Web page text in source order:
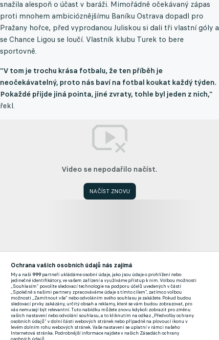
snažila alespoň o účast v baráži. Mimořádně očekávaný zápas
proti mnohem ambicióznějšímu Baníku Ostrava dopadl pro
Pražany hořce, před vyprodanou Juliskou si dali tři vlastní góly a
se Chance Ligou se loučí. Vlastník klubu Turek to bere
sportovně.
"V tom je trochu krása fotbalu, že ten příběh je
neočekávatelný, proto nás baví na fotbal koukat každý týden.
Pokaždé přijde jiná pointa, jiné zvraty, tohle byl jeden z nich,"
řekl.
Video se nepodařilo načíst.
NAČÍST ZNOVU
Livesport Daily s majitelem pražské Dukly Matějem Turkem
Livesport
Ochrana vašich osobních údajů nás zajímá
My a naši999 partneři ukládáme osobní údaje, jako jsou údaje o prohlížení nebo
jedinečné identifikátory, ve vašem zařízení a využíváme přístup k nim. Volbou možnosti
„Souhlasím“ povolíte sledovací technologie na podporu účelů uvedených v části
„Společně s našimi partnery zpracováváme údaje s tímto cílem“, zatímco volbou
možnosti „Zamítnout vše“ nebo odvoláním svého souhlasu je zakážete. Pokud budou
sledovací prvky zakázány, určitý obsah a reklamy, které se vám budou zobrazovat, pro
vás nemusejí být relevantní. Tuto nabídku můžete znovu kdykoli zobrazit pro změnu
vašich nastavení nebo odvolání souhlasu, a to kliknutím na odkaz „Předvolby ochrany
osobních údajů“ v dolní části webových stránek nebo případně na plovoucí ikonu v
levém dolním rohu webových stránek. Vaše nastavení se uplatní v rámci našeho
Internetová stránka. Podrobnější informace najdete v našich Zásadách ochrany